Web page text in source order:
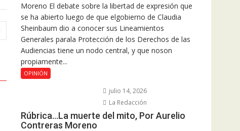
Moreno El debate sobre la libertad de expresión que
se ha abierto luego de que elgobierno de Claudia
Sheinbaum dio a conocer sus Lineamientos
Generales parala Protección de los Derechos de las
Audiencias tiene un nodo central, y que noson
propiamente...
OPINIÓN
julio 14, 2026
La Redacción
Rúbrica…La muerte del mito, Por Aurelio
Contreras Moreno